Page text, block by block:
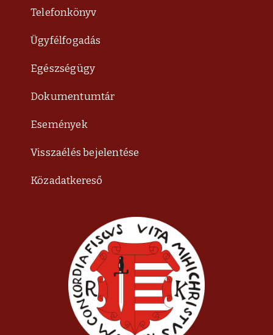
Telefonkönyv
Ügyfélfogadás
Egészségügy
Dokumentumtár
Események
Visszaélés bejelentése
Közadatkereső